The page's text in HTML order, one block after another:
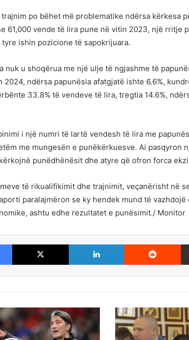
po bëhet më problematike ndërsa kërkesa
61,000 vende të lira pune në vitin 2023, një rritje
tyre ishin pozicione të sapokrijuara.
nuk u shoqërua me një ulje të ngjashme të
2024, ndërsa papunësia afatgjatë ishte 6.6%,
33.8% të vendeve të lira, tregtia 14.6%,
i një numri të lartë vendesh të lira me
me mungesën e punëkërkuesve. Ai pasqyron
punëdhënësit dhe atyre që ofron forca
të rikualifikimit dhe trajnimit, veçanërisht në
paralajmëron se ky hendek mund të
ashtu edhe rezultatet e punësimit./ Monitor
Facebook X LinkedIn Reddit